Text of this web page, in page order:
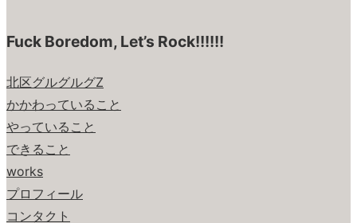
Fuck Boredom, Let’s Rock!!!!!!
北区グルグルグZ
かかわっていること
やっていること
できること
works
プロフィール
コンタクト